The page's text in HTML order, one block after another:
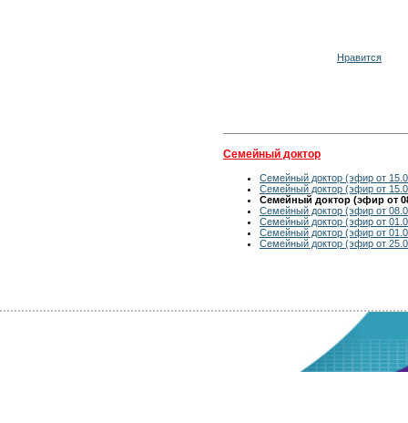
Нравится
Семейный доктор
Семейный доктор (эфир от
Семейный доктор (эфир от
Семейный доктор (эфир от
Семейный доктор (эфир от
Семейный доктор (эфир от
Семейный доктор (эфир от
Семейный доктор (эфир от